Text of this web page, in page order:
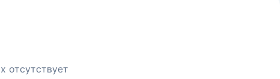
отсутствует